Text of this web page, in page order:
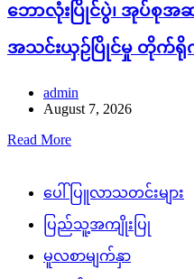
ဘောလုံးပြိုင်ပွဲ၊ အုပ်စုအ
အသင်းယှဉ်ပြိုင်မှု တို
admin
August 7, 2026
Read More
ပေါ်ပြူလာသတင်းများ
ပြည်သူ့အကျိုးပြု
မူလစာမျက်နှာ